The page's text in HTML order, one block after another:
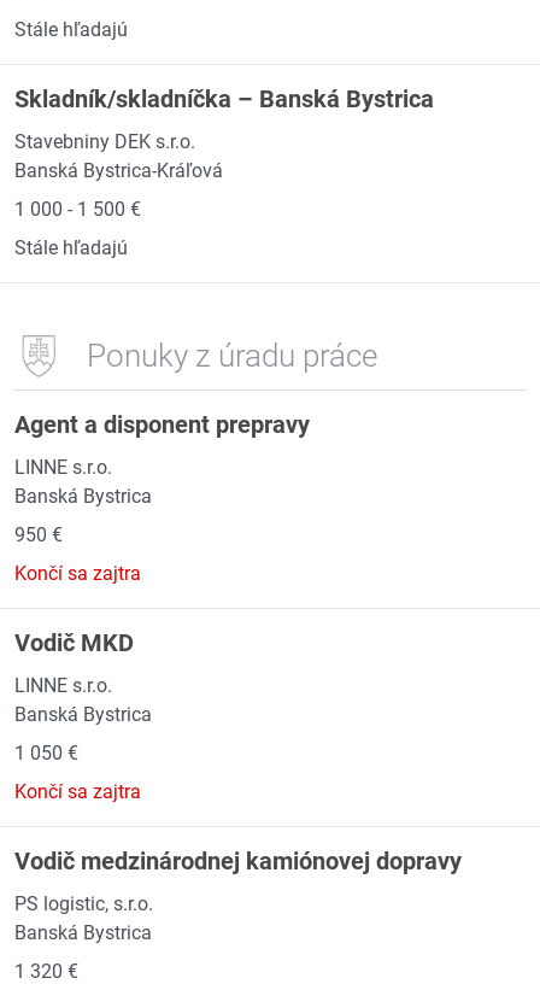
Stále hľadajú
Skladník/skladníčka – Banská Bystrica
Stavebniny DEK s.r.o.
Banská Bystrica-Kráľová
1 000 - 1 500 €
Stále hľadajú
Ponuky z úradu práce
Agent a disponent prepravy
LINNE s.r.o.
Banská Bystrica
950 €
Končí sa zajtra
Vodič MKD
LINNE s.r.o.
Banská Bystrica
1 050 €
Končí sa zajtra
Vodič medzinárodnej kamiónovej dopravy
PS logistic, s.r.o.
Banská Bystrica
1 320 €